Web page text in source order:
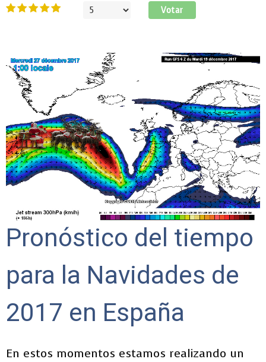
Ratio:5/5
Por
Pronóstico del tiempo
para la Navidades de
2017 en España
En estos momentos estamos realizando un